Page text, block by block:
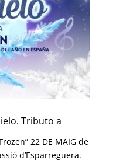
Tributo a
22 DE MAIG de
d’Esparreguera.